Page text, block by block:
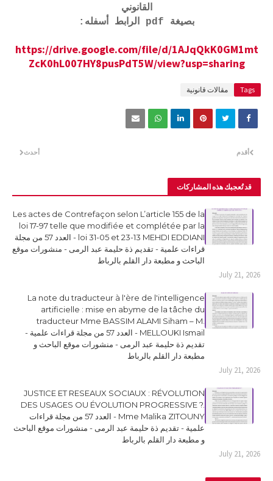
القانوني
بصيغة pdf الرابط أسفله:
https://drive.google.com/file/d/1AJqQkK0GM1mt
ZcK0hL007HY8pusPdT5W/view?usp=sharing
Tags مقالات قانونية
أحدث أقدم
قد تُعجبك هذه المشاركات
Les actes de Contrefaçon selon L’article 155 de la
loi 17-97 telle que modifiée et complétée par la
loi 31-05 et 23-13 MEHDI EDDIANI - العدد 57 من مجلة
قراءات علمية - تقديم ذة حليمة عبد الرمى - منشورات موقع
الباحث و مطبعة دار القلم بالرباط
July 21, 2026
La note du traducteur à l'ère de l'intelligence
artificielle : mise en abyme de la tâche du
traducteur Mme BASSIM ALAMI Siham – M.
MELLOUKI Ismail - العدد 57 من مجلة قراءات علمية -
تقديم ذة حليمة عبد الرمى - منشورات موقع الباحث و
مطبعة دار القلم بالرباط
July 21, 2026
JUSTICE ET RESEAUX SOCIAUX : RÉVOLUTION
DES USAGES OU ÉVOLUTION PROGRESSIVE ?.
Mme Malika ZITOUNY - العدد 57 من مجلة قراءات
علمية - تقديم ذة حليمة عبد الرمى - منشورات موقع الباحث
و مطبعة دار القلم بالرباط
July 21, 2026